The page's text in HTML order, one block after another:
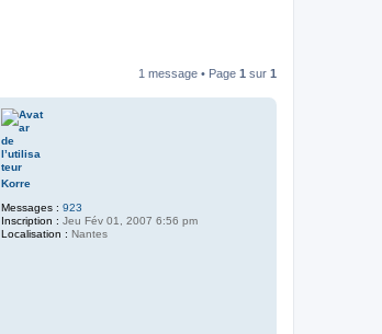
1 message • Page 1 sur 1
Korre
Messages : 923
Inscription : Jeu Fév 01, 2007 6:56 pm
Localisation : Nantes